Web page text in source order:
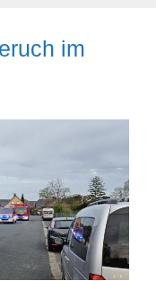
im